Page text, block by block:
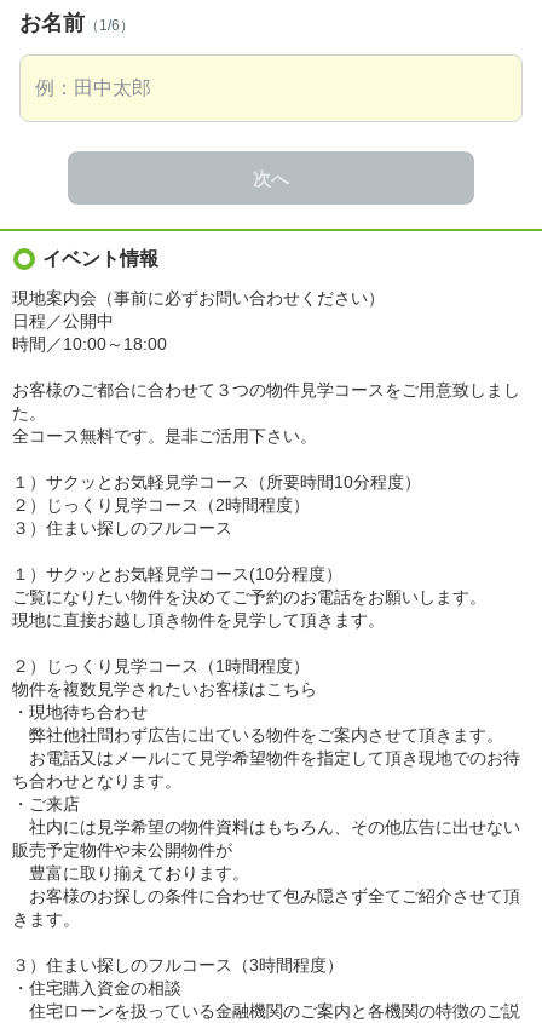
お名前 （1/6）
次へ
イベント情報
現地案内会（事前に必ずお問い合わせください）
日程／公開中
時間／10:00～18:00
お客様のご都合に合わせて３つの物件見学コースをご用意致しまし
た。
全コース無料です。是非ご活用下さい。
１）サクッとお気軽見学コース（所要時間10分程度）
２）じっくり見学コース（2時間程度）
３）住まい探しのフルコース
１）サクッとお気軽見学コース(10分程度）
ご覧になりたい物件を決めてご予約のお電話をお願いします。
現地に直接お越し頂き物件を見学して頂きます。
２）じっくり見学コース（1時間程度）
物件を複数見学されたいお客様はこちら
・現地待ち合わせ
弊社他社問わず広告に出ている物件をご案内させて頂きます。
お電話又はメールにて見学希望物件を指定して頂き現地でのお待
ち合わせとなります。
・ご来店
社内には見学希望の物件資料はもちろん、その他広告に出せない
販売予定物件や未公開物件が
豊富に取り揃えております。
お客様のお探しの条件に合わせて包み隠さず全てご紹介させて頂
きます。
３）住まい探しのフルコース（3時間程度）
・住宅購入資金の相談
住宅ローンを扱っている金融機関のご案内と各機関の特徴のご説